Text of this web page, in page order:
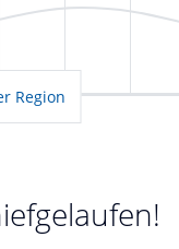
Region